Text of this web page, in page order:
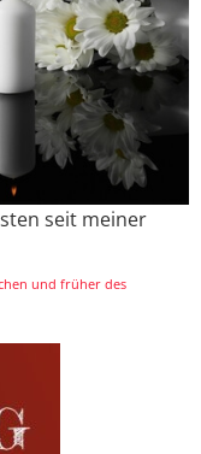
seit meiner
und früher des